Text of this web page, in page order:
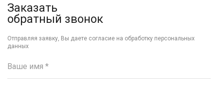
Заказать
обратный звонок
Отправляя заявку, Вы даете согласие на обработку персональных
данных